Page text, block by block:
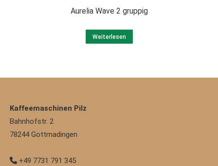
Aurelia Wave 2 gruppig
Weiterlesen
Kaffeemaschinen Pilz
Bahnhofstr. 2
78244 Gottmadingen
+49 7731 791 345